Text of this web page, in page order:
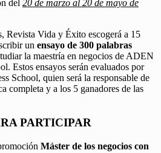
del 20 de marzo al 20 de mayo de
Revista Vida y Éxito escogerá a 15
un ensayo de 300 palabras
la maestría en negocios de ADEN
Estos ensayos serán evaluados por
School, quien será la responsable de
completa y a los 5 ganadores de las
PARTICIPAR
Máster de los negocios con